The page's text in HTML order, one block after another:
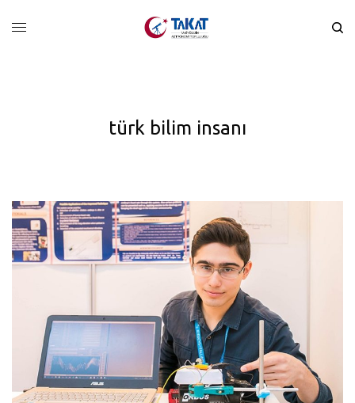
türk bilim insanı